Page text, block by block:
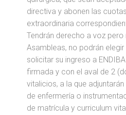
directiva y abonen las
extraordinaria
Tendrán derecho a voz
Asambleas, no podrán
solicitar su ingreso a
firmada y con el aval de 2
vitalicios, a la que
de enfermería o
de matrícula y curriculum